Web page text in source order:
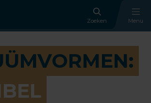
Zoeken Menu